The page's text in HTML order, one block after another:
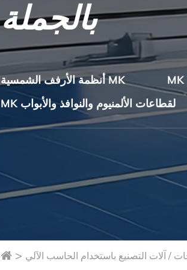
بالجملة
أنظمة الأرفف الشمسية MK
MK
MK لقطاعات الألمنيوم والنوافذ والأبواب
> /